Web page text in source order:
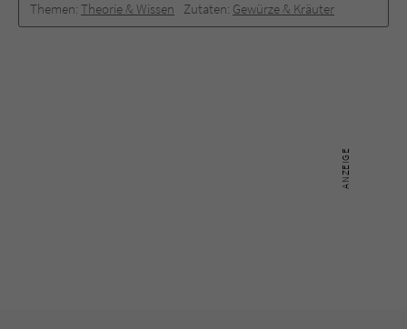
Themen: Theorie & Wissen Zutaten: Gewürze & Kräuter